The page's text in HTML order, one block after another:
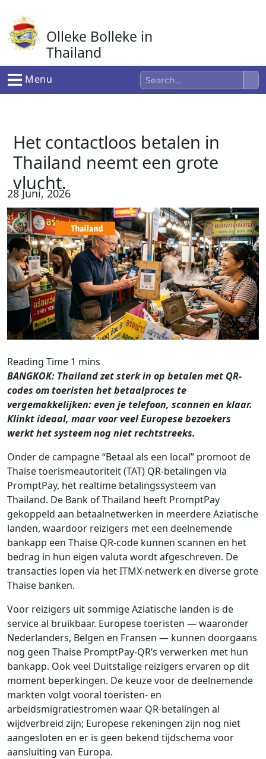
naar
de
inhoud
Olleke Bolleke in
Thailand
In Thailand
Menu
Het contactloos betalen in
Thailand neemt een grote
vlucht.
28 Juni, 2026
BANGKOK: Thailand zet sterk in op betalen met QR-
codes om toeristen het betaalproces te
vergemakkelijken: even je telefoon, scannen en klaar.
Klinkt ideaal, maar voor veel Europese bezoekers
werkt het systeem nog niet rechtstreeks.
Onder de campagne “Betaal als een local” promoot de
Thaise toerismeautoriteit (TAT) QR-betalingen via
PromptPay, het realtime betalings­systeem van
Thailand. De Bank of Thailand heeft PromptPay
gekoppeld aan betaalnetwerken in meerdere Aziatische
landen, waardoor reizigers met een deelnemende
bankapp een Thaise QR-code kunnen scannen en het
bedrag in hun eigen valuta wordt afgeschreven. De
transacties lopen via het ITMX-netwerk en diverse grote
Thaise banken.
Voor reizigers uit sommige Aziatische landen is de
service al bruikbaar. Europese toeristen — waaronder
Nederlanders, Belgen en Fransen — kunnen doorgaans
nog geen Thaise PromptPay-QR’s verwerken met hun
bankapp. Ook veel Duitstalige reizigers ervaren op dit
moment beperkingen. De keuze voor de deelnemende
markten volgt vooral toeristen‑ en
arbeidsmigratiestromen waar QR-betalingen al
wijdverbreid zijn; Europese rekeningen zijn nog niet
aangesloten en er is geen bekend tijdschema voor
aansluiting van Europa.